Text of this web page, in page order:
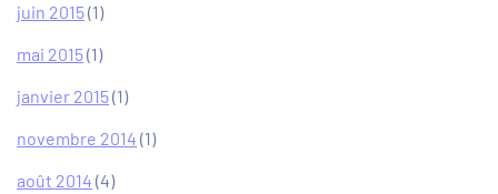
juin 2015(1)
mai 2015(1)
janvier 2015(1)
novembre 2014 (1)
août 2014 (4)